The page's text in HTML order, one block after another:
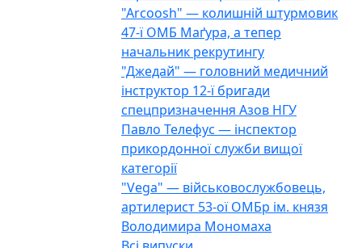
"Arcoosh" — колишній штурмовик
47-ї ОМБ Маґура, а тепер
начальник рекрутингу
"Джедай" — головний медичний
інструктор 12-ї бригади
спецпризначення Азов НГУ
Павло Телефус — інспектор
прикордонної служби вищої
категорії
"Vega" — військовослужбовець,
артилерист 53-ої ОМБр ім. князя
Володимира Мономаха